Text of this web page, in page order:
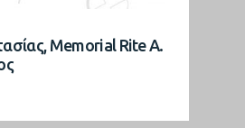
Memorial Rite Α.